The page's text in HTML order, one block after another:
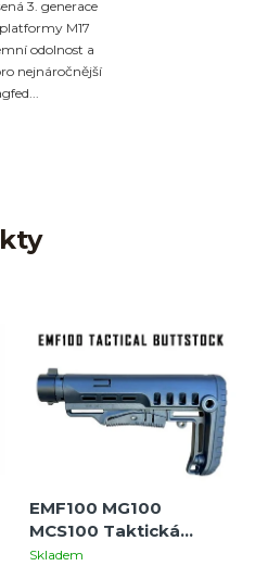
3. generace
M17
odolnost a
nejnáročnější
EMF100 MG100
MCS100 Taktická
Milspec pažba (černá)
Skladem